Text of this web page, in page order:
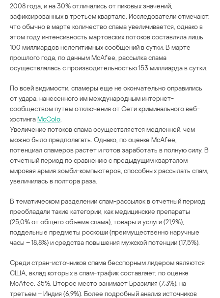
2008 года, и на 30% отличались от пиковых значений,
зафиксированных в третьем квартале. Исследователи отмечают,
что обычно в марте количество спама увеличивается, однако в
этом году интенсивность мартовских потоков составляла лишь
100 миллиардов нелегитимных сообщений в сутки. В марте
прошлого года, по данным McAfee, рассылка спама
осуществлялась с производительностью 153 миллиарда в сутки.
По всей видимости, спамеры еще не окончательно оправились
от удара, нанесенного им международным интернет-
сообществом путем отключения от Сети криминального веб-
хостингаMcColo
Увеличение потоков спама осуществляется медленней, чем
можно было предполагать. Однако, по оценке McAfee,
потенциал спамеров растет и готов заработать в полную силу. В
отчетный период по сравнению с предыдущим кварталом
мировая армия зомби-компьютеров, способных рассылать спам,
увеличилась в полтора раза.
В тематическом разделении спам-рассылок в отчетный период
преобладали такие категории, как медицинские препараты
(25,0% от общего объема спама), товары и услуги (21,9%),
поддельные предметы роскоши (преимущественно наручные
часы – 18,8%) и средства повышения мужской потенции (17,5%).
Среди стран-источников спама бесспорным лидером являются
США, вклад которых в спам-трафик составляет, по оценке
McAfee, 35%. Второе место занимает Бразилия (7,3%), на
третьем – Индия (6,9%). Более подробный анализ источников